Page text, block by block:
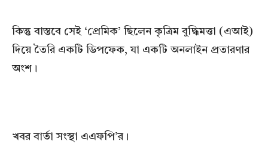
কিন্তু বাস্তবে সেই ‘প্রেমিক’ ছিলেন কৃত্রিম বুদ্ধিমত্তা (এআই)
দিয়ে তৈরি একটি ডিপফেক, যা একটি অনলাইন প্রতারণার
অংশ।
খবর বার্তা সংস্থা এএফপি’র।